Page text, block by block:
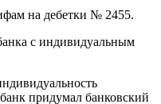
на дебетки № 2455.
с индивидуальным
придумал банковский